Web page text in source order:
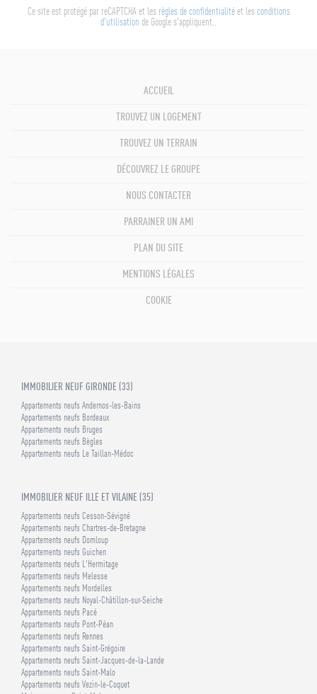
Ce site est protégé par reCAPTCHA et les règles de confidentialitéet les conditions
d'utilisation de Google s'appliquent..
ACCUEIL
TROUVEZ UN LOGEMENT
TROUVEZ UN TERRAIN
DÉCOUVREZ LE GROUPE
NOUS CONTACTER
PARRAINER UN AMI
PLAN DU SITE
MENTIONS LÉGALES
COOKIE
IMMOBILIER NEUF GIRONDE (33)
Appartements neufs Andernos-les-Bains
Appartements neufs Bordeaux
Appartements neufs Bruges
Appartements neufs Bègles
Appartements neufs Le Taillan-Médoc
IMMOBILIER NEUF ILLE ET VILAINE (35)
Appartements neufs Cesson-Sévigné
Appartements neufs Chartres-de-Bretagne
Appartements neufs Domloup
Appartements neufs Guichen
Appartements neufs L'Hermitage
Appartements neufs Melesse
Appartements neufs Mordelles
Appartements neufs Noyal-Châtillon-sur-Seiche
Appartements neufs Pacé
Appartements neufs Pont-Péan
Appartements neufs Rennes
Appartements neufs Saint-Grégoire
Appartements neufs Saint-Jacques-de-la-Lande
Appartements neufs Saint-Malo
Appartements neufs Vezin-le-Coquet